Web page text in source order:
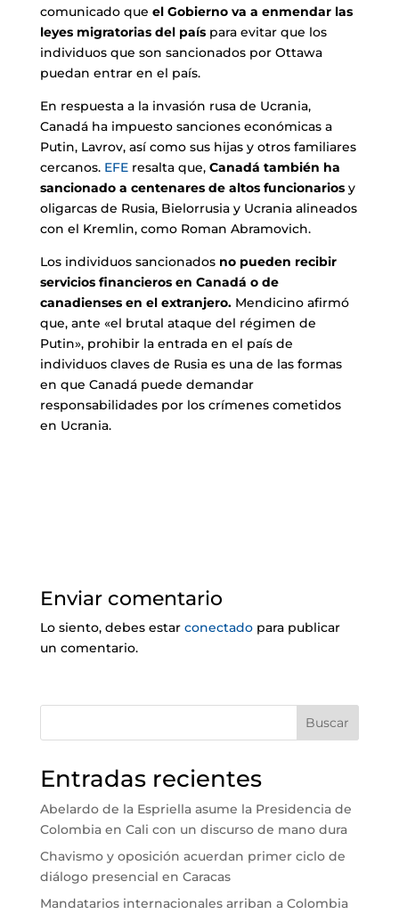
comunicado que el Gobierno va a enmendar las
leyes migratorias del paíspara evitar que los
individuos que son sancionados por Ottawa
puedan entrar en el país.
En respuesta a la invasión rusa de Ucrania,
Canadá ha impuesto sanciones económicas a
Putin, Lavrov, así como sus hijas y otros familiares
cercanos. EFEresalta que,Canadá también ha
sancionado a centenares de altos funcionariosy
oligarcas de Rusia, Bielorrusia y Ucrania alineados
con el Kremlin, como Roman Abramovich.
Los individuos sancionadosno pueden recibir
servicios financieros en Canadá o de
canadienses en el extranjero. Mendicino afirmó
que, ante «el brutal ataque del régimen de
Putin», prohibir la entrada en el país de
individuos claves de Rusia es una de las formas
en que Canadá puede demandar
responsabilidades por los crímenes cometidos
en Ucrania.
Enviar comentario
Lo siento, debes estar conectadopara publicar
un comentario.
Buscar
Entradas recientes
Abelardo de la Espriella asume la Presidencia de
Colombia en Cali con un discurso de mano dura
Chavismo y oposición acuerdan primer ciclo de
diálogo presencial en Caracas
Mandatarios internacionales arriban a Colombia